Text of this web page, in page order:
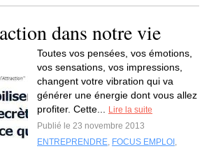
dans notre vie
Toutes vos pensées, vos émotions,
vos sensations, vos impressions,
changent votre vibration qui va
générer une énergie dont vous allez
profiter. Cette...
Lire la suite
Publié le 23 novembre 2013
ENTREPRENDRE, FOCUS EMPLOI ,